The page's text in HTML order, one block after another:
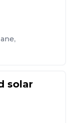
,
solar